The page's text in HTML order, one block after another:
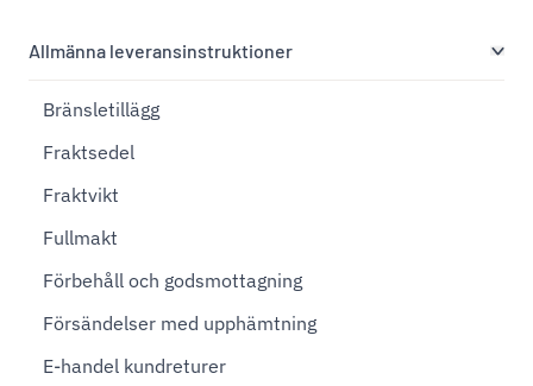
Allmänna leveransinstruktioner
Bränsletillägg
Fraktsedel
Fraktvikt
Fullmakt
Förbehåll och godsmottagning
Försändelser med upphämtning
E-handel kundreturer